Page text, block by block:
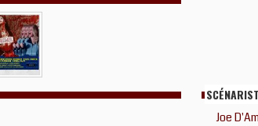
Joe